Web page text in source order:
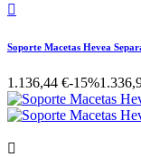

Soporte Macetas Hevea
1.136,44 €-15%
